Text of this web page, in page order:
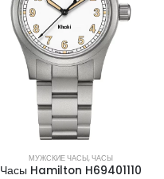
МУЖСКИЕ ЧАСЫ,ЧАСЫ
Часы Hamilton H69401110